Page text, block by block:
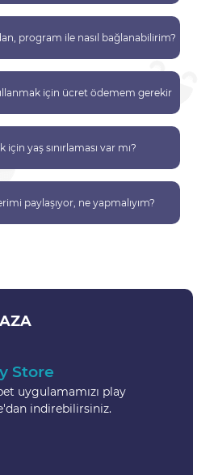
program ile nasıl bağlanabilirim?
için ücret ödemem gerekir
yaş sınırlaması var mı?
paylaşıyor, ne yapmalıyım?
Store
uygulamamızı play
indirebilirsiniz.